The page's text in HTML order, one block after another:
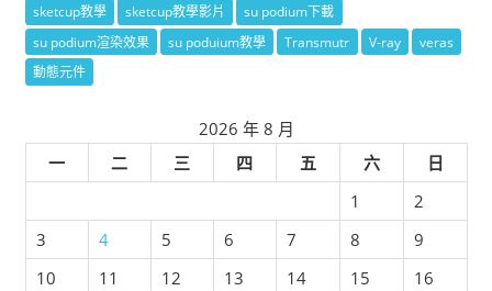
sketcup教學 sketcup教學影片
su podium下載
su podium渲染效果
su poduium教學 Transmutr V-ray
veras
動態元件
2026 年 8 月
一
二 三 四 五 六
日
1
2
3
4 5 6 7 8
9
10
11 12 13 14 15
16